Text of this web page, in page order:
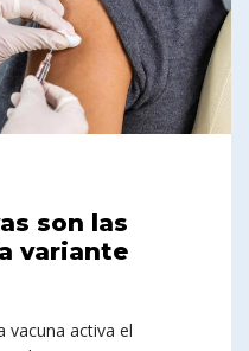
son las
variante
vacuna activa el